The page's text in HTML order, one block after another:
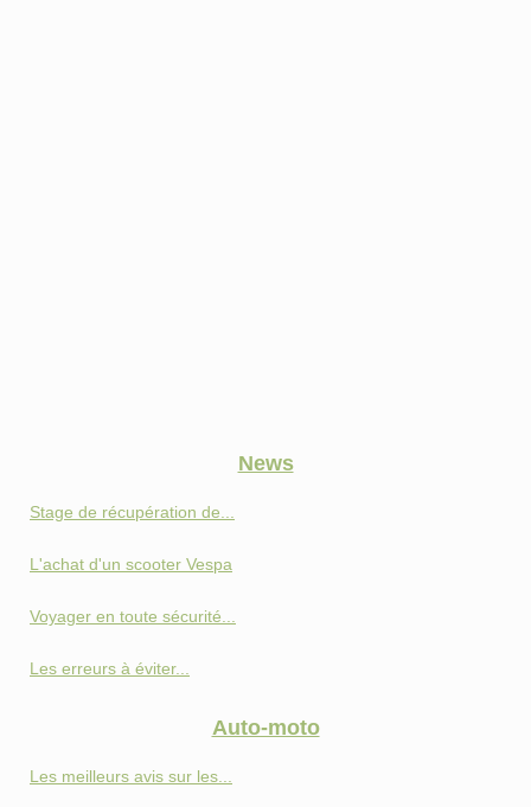
News
Stage de récupération de...
L'achat d'un scooter Vespa
Voyager en toute sécurité...
Les erreurs à éviter...
Auto-moto
Les meilleurs avis sur les...